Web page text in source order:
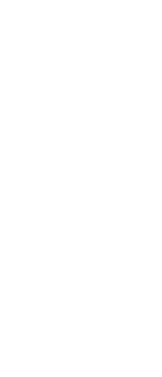
Nástěnné,
Tisk
Fotoknihy a
Hrnky,